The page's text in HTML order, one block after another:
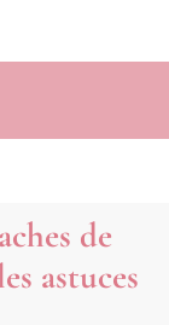
de
astuces